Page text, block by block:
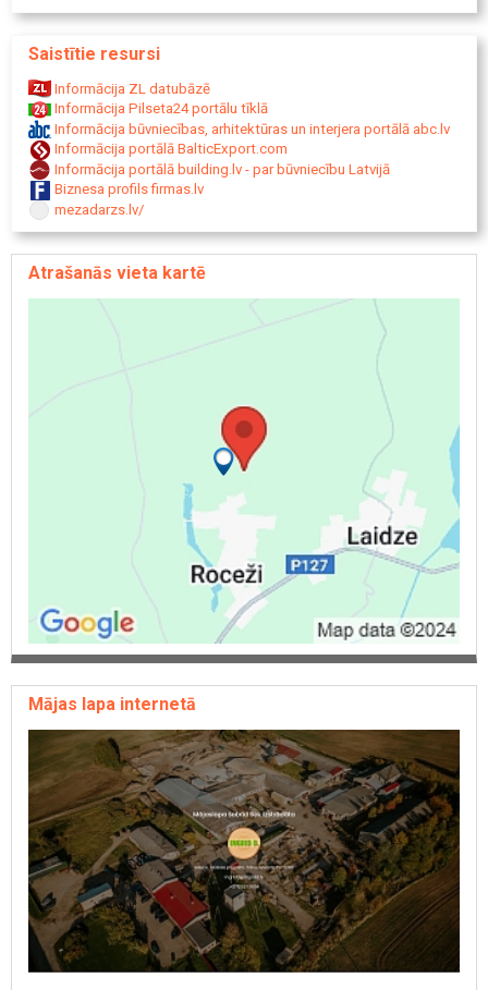
Saistītie resursi
Informācija ZL datubāzē
Informācija Pilseta24 portālu tīklā
Informācija būvniecības, arhitektūras un interjera portālā abc.lv
Informācija portālā BalticExport.com
Informācija portālā building.lv - par būvniecību Latvijā
Biznesa profils firmas.lv
mezadarzs.lv/
Atrašanās vieta kartē
Mājas lapa internetā